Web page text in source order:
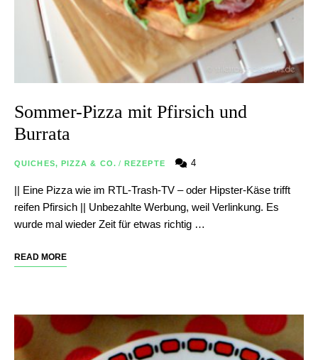
Sommer-Pizza mit Pfirsich und
Burrata
QUICHES, PIZZA & CO. / REZEPTE 4
|| Eine Pizza wie im RTL-Trash-TV – oder Hipster-Käse trifft
reifen Pfirsich || Unbezahlte Werbung, weil Verlinkung. Es
wurde mal wieder Zeit für etwas richtig …
READ MORE